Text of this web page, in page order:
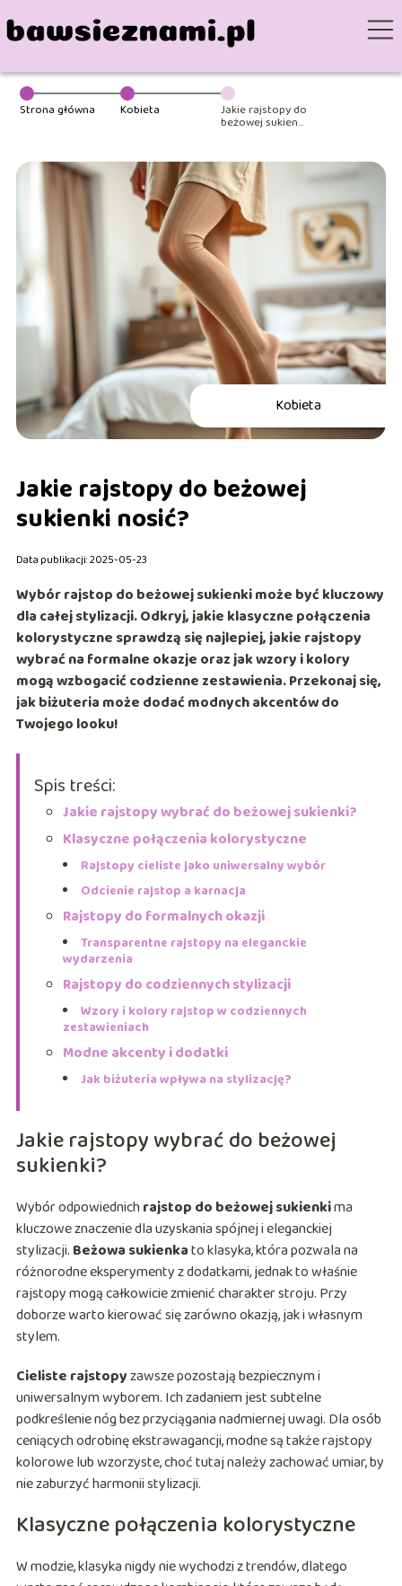
Strona główna Kobieta Jakie rajstopy do
beżowej sukienki
Kobieta
Jakie rajstopy do beżowej
sukienki nosić?
Data publikacji: 2025-05-23
Wybór rajstop do beżowej sukienki może być kluczowy
dla całej stylizacji. Odkryj, jakie klasyczne połączenia
kolorystyczne sprawdzą się najlepiej, jakie rajstopy
wybrać na formalne okazje oraz jak wzory i kolory
mogą wzbogacić codzienne zestawienia. Przekonaj się,
jak biżuteria może dodać modnych akcentów do
Twojego looku!
Spis treści:
Jakie rajstopy wybrać do beżowej sukienki?
Klasyczne połączenia kolorystyczne
Rajstopy cieliste jako uniwersalny wybór
Odcienie rajstop a karnacja
Rajstopy do formalnych okazji
Transparentne rajstopy na eleganckie
wydarzenia
Rajstopy do codziennych stylizacji
Wzory i kolory rajstop w codziennych
zestawieniach
Modne akcenty i dodatki
Jak biżuteria wpływa na stylizację?
Jakie rajstopy wybrać do beżowej
sukienki?
Wybór odpowiednichrajstop do beżowej sukienkima
kluczowe znaczenie dla uzyskania spójnej i eleganckiej
stylizacji. Beżowa sukienkato klasyka, która pozwala na
różnorodne eksperymenty z dodatkami, jednak to właśnie
rajstopy mogą całkowicie zmienić charakter stroju. Przy
doborze warto kierować się zarówno okazją, jak i własnym
stylem.
Cieliste rajstopyzawsze pozostają bezpiecznym i
uniwersalnym wyborem. Ich zadaniem jest subtelne
podkreślenie nóg bez przyciągania nadmiernej uwagi. Dla osób
ceniących odrobinę ekstrawagancji, modne są także rajstopy
kolorowe lub wzorzyste, choć tutaj należy zachować umiar, by
nie zaburzyć harmonii stylizacji.
Klasyczne połączenia kolorystyczne
W modzie, klasyka nigdy nie wychodzi z trendów, dlatego